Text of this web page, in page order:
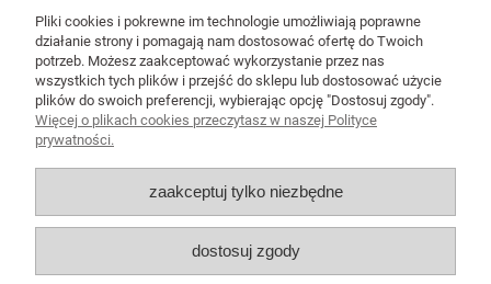
INSTAGRAM - KODY RABATOWE
POMOC
MOJE KONTO
PŁATNOŚCI I DOSTAWA
Pliki cookies i pokrewne im technologie umożliwiają poprawne
działanie strony i pomagają nam dostosować ofertę do Twoich
potrzeb. Możesz zaakceptować wykorzystanie przez nas
wszystkich tych plików i przejść do sklepu lub dostosować użycie
plików do swoich preferencji, wybierając opcję "Dostosuj zgody".
Więcej o plikach cookies przeczytasz w naszej Polityce
prywatności.
zaakceptuj tylko niezbędne
dostosuj zgody